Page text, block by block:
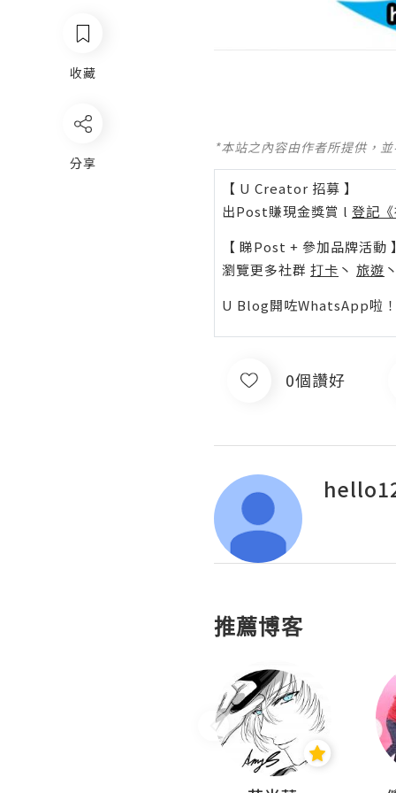
收藏
分享
*本站之內容由作者所提供，
【 U Creator 招募 】
出Post賺現金獎賞 l 登記
【 睇Post + 參加品牌活動
瀏覽更多社群 打卡 丶 旅遊
U Blog開咗WhatsApp啦
0個讚好
推薦博客